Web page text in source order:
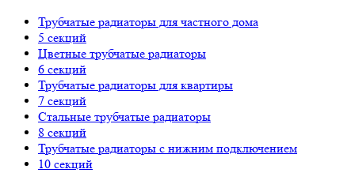
Трубчатые радиаторы для частного дома
5 секций
Цветные трубчатые радиаторы
6 секций
Трубчатые радиаторы для квартиры
7 секций
Стальные трубчатые радиаторы
8 секций
Трубчатые радиаторы с нижним подключением
10 секций